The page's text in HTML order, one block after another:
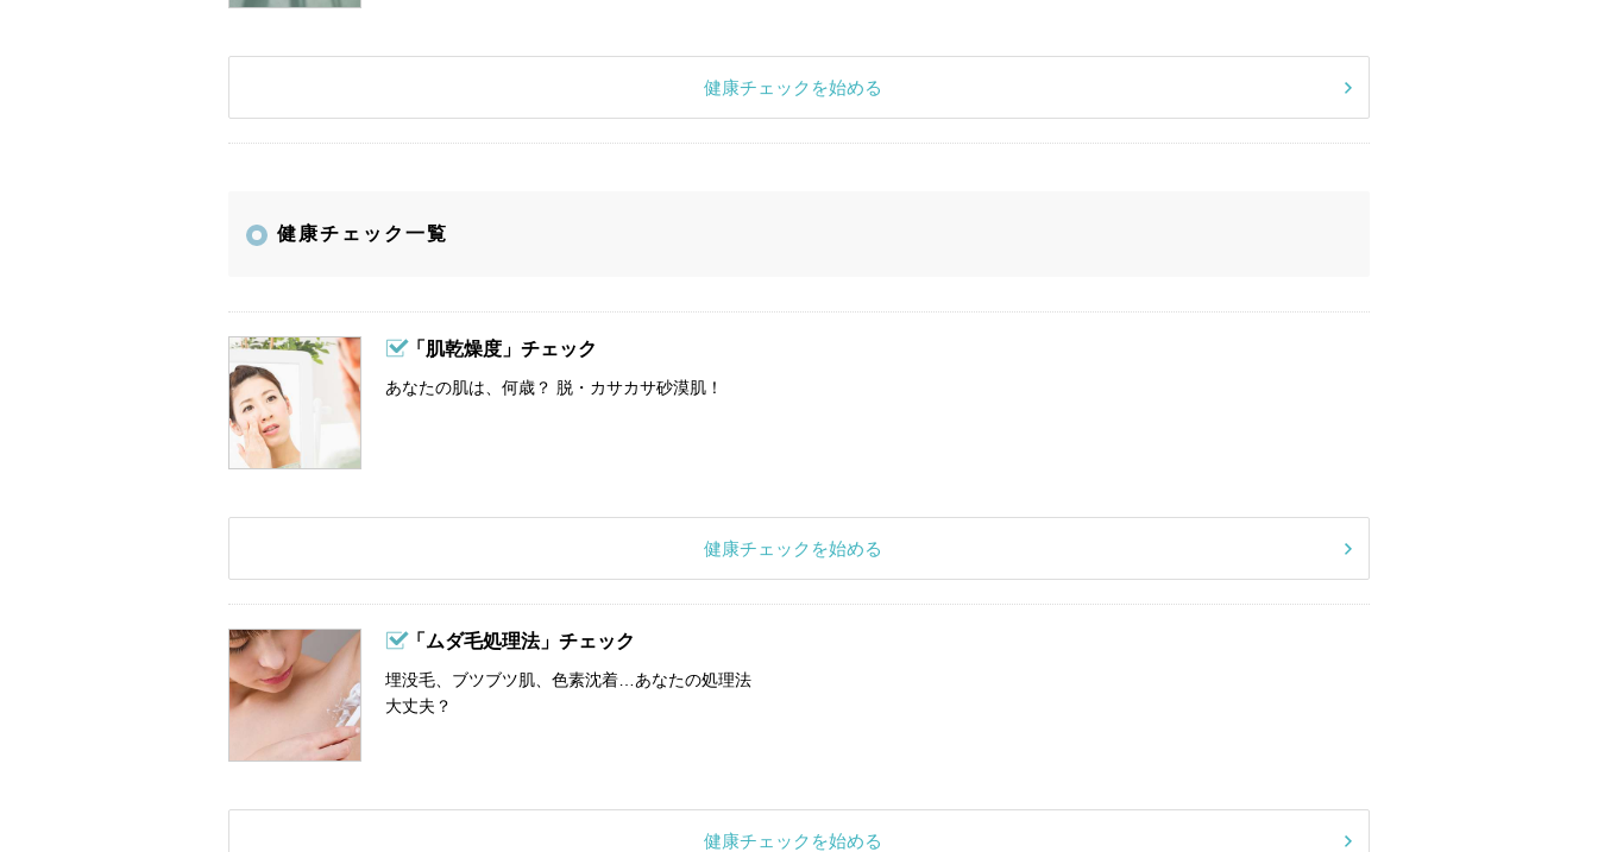
健康チェックを始める
健康チェック一覧
「肌乾燥度」チェック
あなたの肌は、何歳？ 脱・カサカサ砂漠肌！
健康チェックを始める
「ムダ毛処理法」チェック
埋没毛、ブツブツ肌、色素沈着…あなたの処理法
大丈夫？
健康チェックを始める